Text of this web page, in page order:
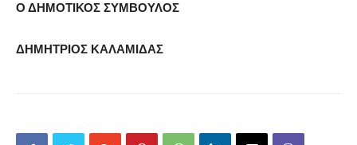
Ο ΔΗΜΟΤΙΚΟΣ ΣΥΜΒΟΥΛΟΣ
ΔΗΜΗΤΡΙΟΣ ΚΑΛΑΜΙΔΑΣ